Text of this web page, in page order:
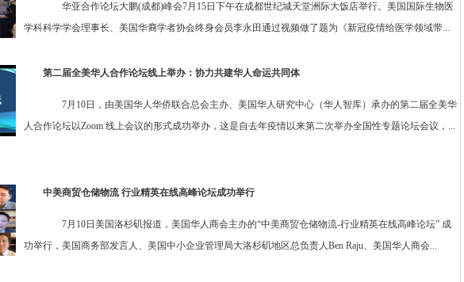
华亚合作论坛大鹏(成都)峰会7月15日下午在成都世纪城天堂洲际大饭店举行。美国国际生物医
学科科学学会理事长、美国华裔学者协会终身会员李永田通过视频做了题为《新冠疫情给医学领域带...
第二届全美华人合作论坛线上举办：协力共建华人命运共同体
7月10日，由美国华人华侨联合总会主办、美国华人研究中心（华人智库）承办的第二届全美华
人合作论坛以Zoom 线上会议的形式成功举办，这是自去年疫情以来第二次举办全国性专题论坛会议，...
中美商贸仓储物流 行业精英在线高峰论坛成功举行
7月10日美国洛杉矶报道，美国华人商会主办的“中美商贸仓储物流-行业精英在线高峰论坛” 成
功举行，美国商务部发言人、美国中小企业管理局大洛杉矶地区总负责人Ben Raju、美国华人商会...